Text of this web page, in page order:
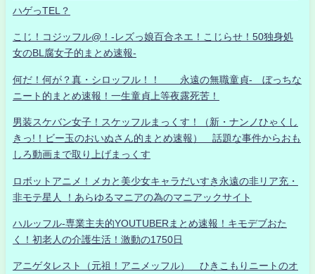
ハゲっTEL？
こじ！コジッフル@！-レズっ娘百合ネエ！こじらせ！50独身処
女のBL腐女子的まとめ速報-
何だ！何が？真・シロッフル！！ 永遠の無職童貞- ぼっちな
ニート的まとめ速報！一生童貞上等夜露死苦！
男装スケバン女子！スケッフルまっくす！（新・ナンノひゃくし
きっ!！ビー玉のおいぬさん的まとめ速報） 話題な事件からおも
しろ動画まで取り上げまっくす
ロボットアニメ！メカと美少女キャラだいすき永遠の非リア充・
非モテ星人 ！あらゆるマニアの為のマニアックサイト
ハルッフル-専業主夫的YOUTUBERまとめ速報！キモデブおた
く！初老人の介護生活！激動の1750日
アニゲタレスト（元祖！アニメッフル） ひきこもりニートのオ